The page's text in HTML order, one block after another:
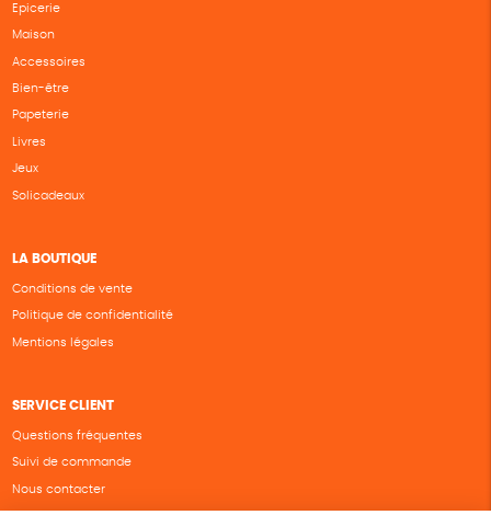
Epicerie
Maison
Accessoires
Bien-être
Papeterie
Livres
Jeux
Solicadeaux
LA BOUTIQUE
Conditions de vente
Politique de confidentialité
Mentions légales
SERVICE CLIENT
Questions fréquentes
Suivi de commande
Nous contacter